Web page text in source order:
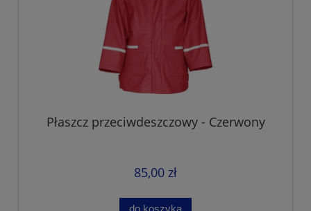
Płaszcz przeciwdeszczowy - Czerwony
85,00 zł